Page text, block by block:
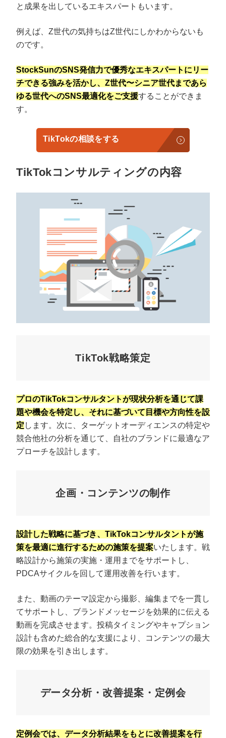
と成果を出しているエキスパートもいます。
例えば、Z世代の気持ちはZ世代にしかわからないも
のです。
StockSunのSNS発信力で優秀なエキスパートにリー
チできる強みを活かし、Z世代〜シニア世代まであら
ゆる世代へのSNS最適化をご支援することができま
す。
TikTokの相談をする
TikTokコンサルティングの内容
TikTok戦略策定
プロのTikTokコンサルタントが現状分析を通じて課
題や機会を特定し、それに基づいて目標や方向性を設
定 します。次に、ターゲットオーディエンスの特定や
競合他社の分析を通じて、自社のブランドに最適なア
プローチを設計します。
企画・コンテンツの制作
設計した戦略に基づき、TikTokコンサルタントが施
策を最適に進行するための施策を提案いたします。戦
略設計から施策の実施・運用までをサポートし、
PDCAサイクルを回して運用改善を行います。
また、動画のテーマ設定から撮影、編集までを一貫し
てサポートし、ブランドメッセージを効果的に伝える
動画を完成させます。投稿タイミングやキャプション
設計も含めた総合的な支援により、コンテンツの最大
限の効果を引き出します。
データ分析・改善提案・定例会
定例会では、データ分析結果をもとに改善提案を行